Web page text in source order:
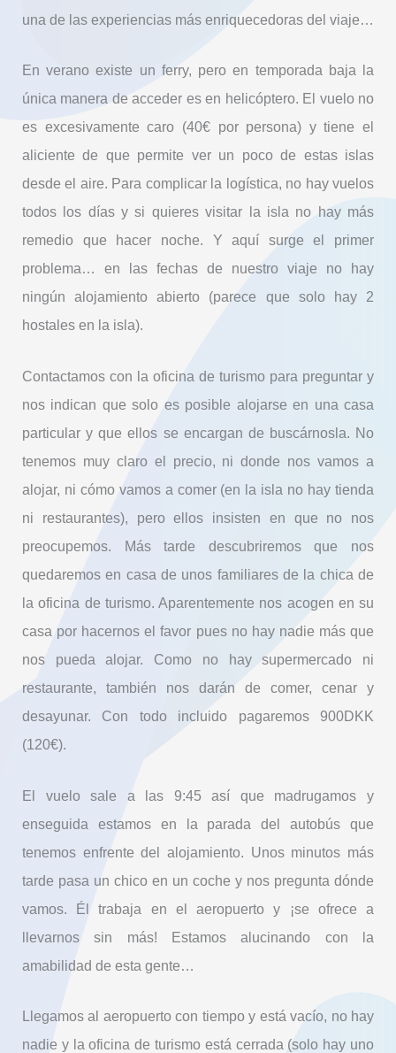
una de las experiencias más enriquecedoras del viaje…
En verano existe un ferry, pero en temporada baja la
única manera de acceder es en helicóptero. El vuelo no
es excesivamente caro (40€ por persona) y tiene el
aliciente de que permite ver un poco de estas islas
desde el aire. Para complicar la logística, no hay vuelos
todos los días y si quieres visitar la isla no hay más
remedio que hacer noche. Y aquí surge el primer
problema… en las fechas de nuestro viaje no hay
ningún alojamiento abierto (parece que solo hay 2
hostales en la isla).
Contactamos con la oficina de turismo para preguntar y
nos indican que solo es posible alojarse en una casa
particular y que ellos se encargan de buscárnosla. No
tenemos muy claro el precio, ni donde nos vamos a
alojar, ni cómo vamos a comer (en la isla no hay tienda
ni restaurantes), pero ellos insisten en que no nos
preocupemos. Más tarde descubriremos que nos
quedaremos en casa de unos familiares de la chica de
la oficina de turismo. Aparentemente nos acogen en su
casa por hacernos el favor pues no hay nadie más que
nos pueda alojar. Como no hay supermercado ni
restaurante, también nos darán de comer, cenar y
desayunar. Con todo incluido pagaremos 900DKK
(120€).
El vuelo sale a las 9:45 así que madrugamos y
enseguida estamos en la parada del autobús que
tenemos enfrente del alojamiento. Unos minutos más
tarde pasa un chico en un coche y nos pregunta dónde
vamos. Él trabaja en el aeropuerto y ¡se ofrece a
llevarnos sin más! Estamos alucinando con la
amabilidad de esta gente…
Llegamos al aeropuerto con tiempo y está vacío, no hay
nadie y la oficina de turismo está cerrada (solo hay uno